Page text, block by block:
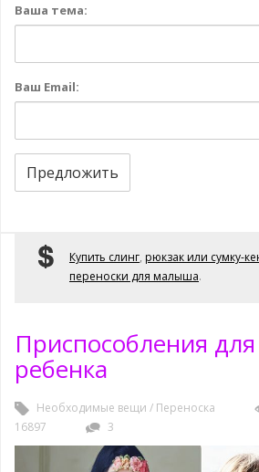
Ваша тема:
Ваш Email:
Предложить
Купить слинг, рюкзак или сумку-
переноски для малыша.
Приспособления
ребенка
Необходимые вещи / Переноска
16897
3